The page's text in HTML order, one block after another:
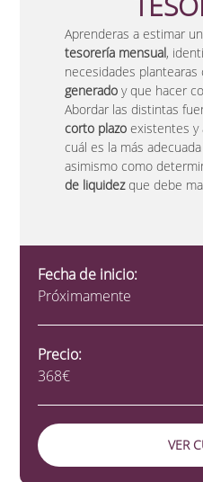
Aprenderas a estimar un
tesorería mensual,
necesidades
generado y que hacer
Abordar las distintas
corto plazo existentes y
cuál es la más
asimismo como
de liquidezque debe
Fecha de inicio:
Próximamente
Precio:
368€
VER